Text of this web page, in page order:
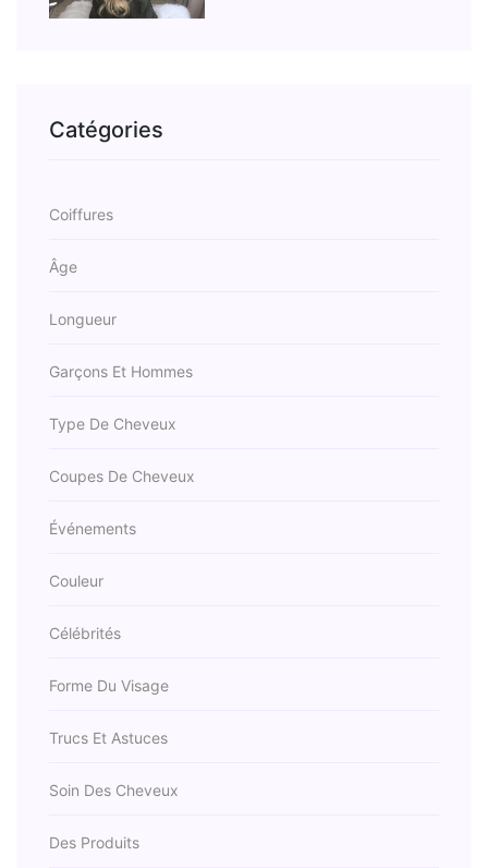
Catégories
Coiffures
Âge
Longueur
Garçons Et Hommes
Type De Cheveux
Coupes De Cheveux
Événements
Couleur
Célébrités
Forme Du Visage
Trucs Et Astuces
Soin Des Cheveux
Des Produits